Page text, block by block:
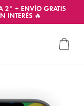
2° + ENVÍO GRATIS
INTERÉS 🔥